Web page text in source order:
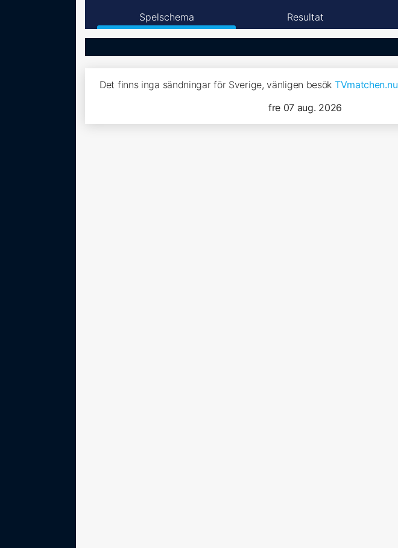
Spelschema Resultat
Det finns inga sändningar för Sverige, vänligen besök TVmatchen.nu
fre 07 aug. 2026